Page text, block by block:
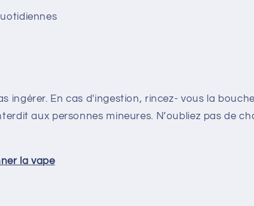
ingérer. En cas d'ingestion, rincez- vous la
aux personnes mineures. N’oubliez pas de
la vape